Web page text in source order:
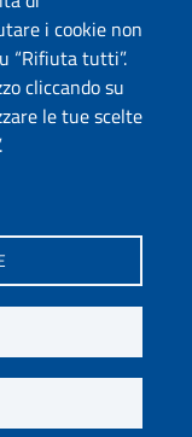
i cookie non
“Rifiuta tutti”.
cliccando su
le tue scelte